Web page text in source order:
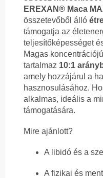
EREXAN® Maca
összetevőből álló
támogatja az
teljesítőképességet
Magas koncentrációjú
tartalmaz 10:1
amely hozzájárul a
hasznosulásához.
alkalmas, ideális a
támogatására.
Mire ajánlott?
A libidó és a
A fizikai és